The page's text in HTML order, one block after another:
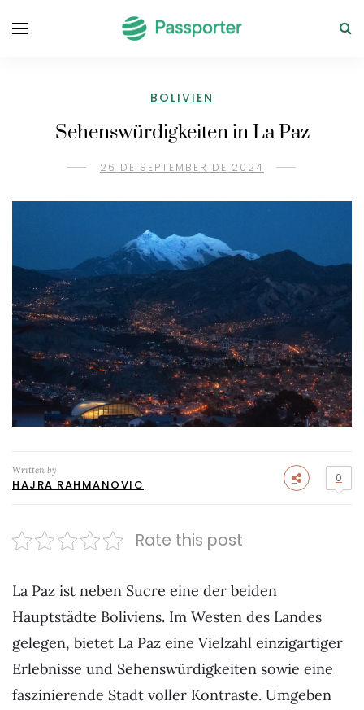
BOLIVIEN
Sehenswürdigkeiten in La Paz
26 DE SEPTEMBER DE 2024
Written by
HAJRA RAHMANOVIC 0
Rate this post
La Paz ist neben Sucre eine der beiden
Hauptstädte Boliviens. Im Westen des Landes
gelegen, bietet La Paz eine Vielzahl einzigartiger
Erlebnisse und Sehenswürdigkeiten sowie eine
faszinierende Stadt voller Kontraste. Umgeben